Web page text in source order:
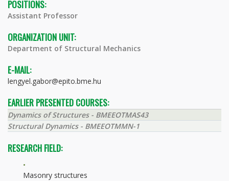
POSITIONS:
Assistant Professor
ORGANIZATION UNIT:
Department of Structural Mechanics
E-MAIL:
lengyel.gabor@epito.bme.hu
EARLIER PRESENTED COURSES:
Dynamics of Structures - BMEEOTMAS43
Structural Dynamics - BMEEOTMMN-1
RESEARCH FIELD:
Masonry structures